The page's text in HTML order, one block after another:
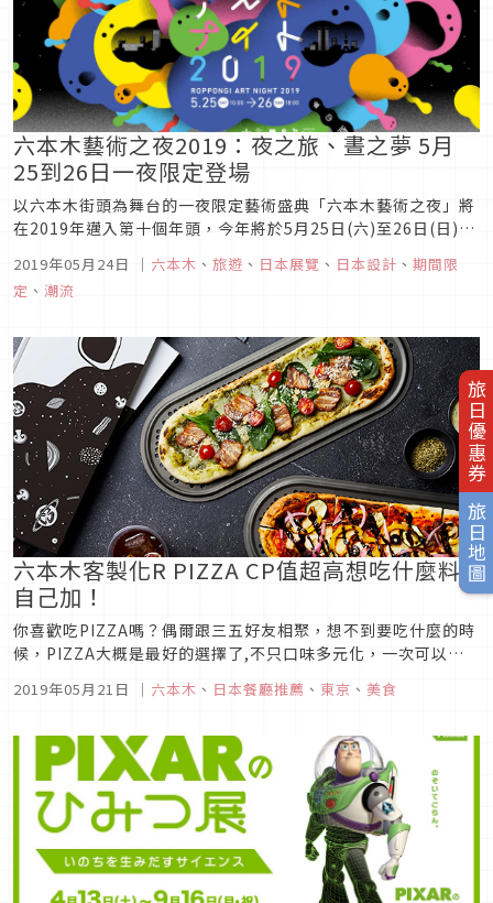
旅日優惠券
旅日地圖
六本木藝術之夜2019：夜之旅、晝之夢 5月
25到26日一夜限定登場
以六本木街頭為舞台的一夜限定藝術盛典「六本木藝術之夜」將
在2019年邁入第十個年頭，今年將於5月25日(六)至26日(日)以
更邀請韓國一向關注大眾文化與日常生活的當代知名藝術家-崔
正化做為主展活動藝術家，將其代表作「Fruit Tree」、「L...
2019年05月24日 ｜ 六本木 、 旅遊 、 日本展覽 、 日本設計 、 期間限
定 、 潮流
六本木客製化R PIZZA CP值超高想吃什麼料
自己加！
你喜歡吃PIZZA嗎？偶爾跟三五好友相聚，想不到要吃什麼的時
候，PIZZA大概是最好的選擇了,不只口味多元化，一次可以吃
客製化PIZZA，可以選擇自己想要什麼料！R PIZZA圖片來源這
2019年05月21日 ｜ 六本木 、 日本餐廳推薦 、 東京 、 美食